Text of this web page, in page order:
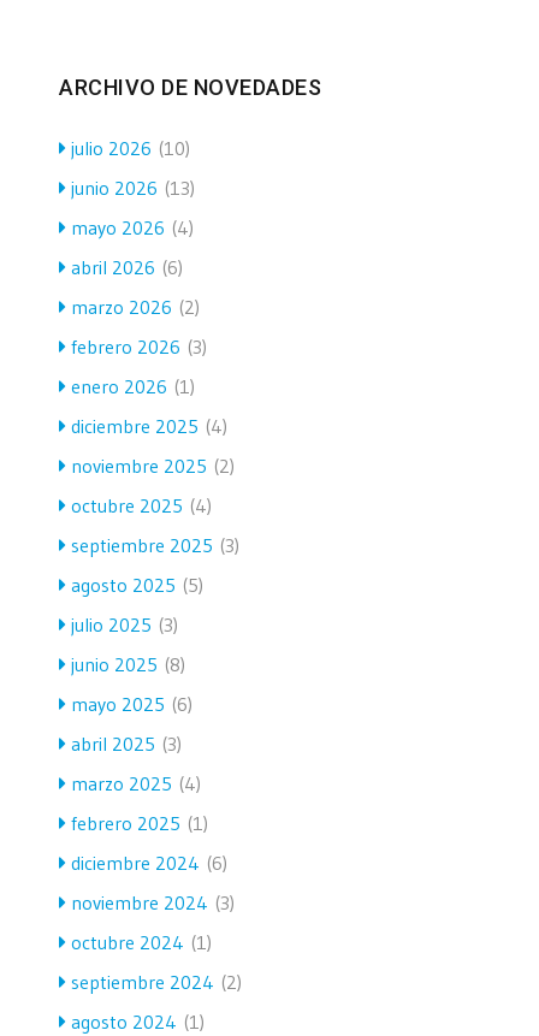
ARCHIVO DE NOVEDADES
julio 2026 (10)
junio 2026 (13)
mayo 2026 (4)
abril 2026 (6)
marzo 2026 (2)
febrero 2026 (3)
enero 2026 (1)
diciembre 2025 (4)
noviembre 2025 (2)
octubre 2025 (4)
septiembre 2025 (3)
agosto 2025 (5)
julio 2025 (3)
junio 2025 (8)
mayo 2025 (6)
abril 2025 (3)
marzo 2025 (4)
febrero 2025 (1)
diciembre 2024 (6)
noviembre 2024 (3)
octubre 2024 (1)
septiembre 2024 (2)
agosto 2024 (1)